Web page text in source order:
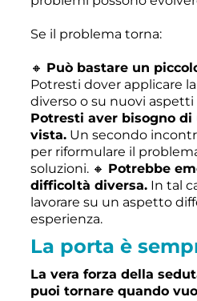
Se il problema torna:
🔸 Può bastare un
Potresti dover applicare
diverso o su nuovi aspetti
Potresti aver bisogno
vista. Un secondo
per riformulare il
soluzioni. 🔸 Potrebbe
difficoltà diversa. In tal
lavorare su un aspetto
esperienza.
La porta è
La vera forza della
puoi tornare quando